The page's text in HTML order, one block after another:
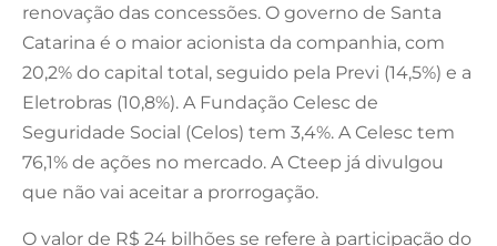
renovação das concessões. O governo de Santa
Catarina é o maior acionista da companhia, com
20,2% do capital total, seguido pela Previ (14,5%) e a
Eletrobras (10,8%). A Fundação Celesc de
Seguridade Social (Celos) tem 3,4%. A Celesc tem
76,1% de ações no mercado. A Cteep já divulgou
que não vai aceitar a prorrogação.
O valor de R$ 24 bilhões se refere à participação do